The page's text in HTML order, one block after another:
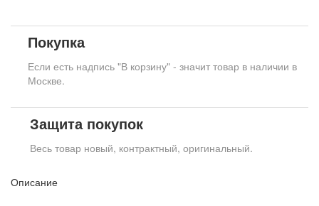
Покупка
Если есть надпись "В корзину" - значит товар в наличии в
Москве.
Защита покупок
Весь товар новый, контрактный, оригинальный.
Описание